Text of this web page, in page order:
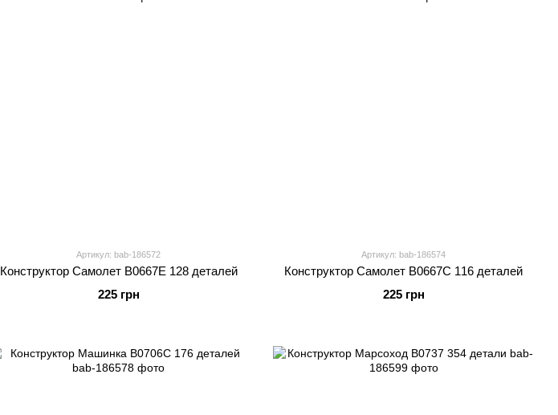
Артикул: bab-186572
Конструктор Самолет B0667E 128 деталей
225 грн
Артикул: bab-186574
Конструктор Самолет B0667C 116 деталей
225 грн